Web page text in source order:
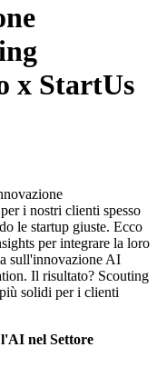
x StartUs
i nostri clienti spesso
le startup giuste. Ecco
per integrare la loro
sull'innovazione AI
Il risultato? Scouting
solidi per i clienti
nel Settore